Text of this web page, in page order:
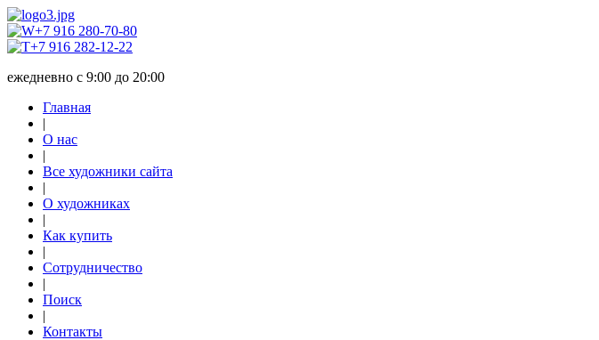
+7 916 280-70-80
+7 916 282-12-22
ежедневно с 9:00 до 20:00
Главная
|
О нас
|
Все художники сайта
|
О художниках
|
Как купить
|
Сотрудничество
|
Поиск
|
Контакты